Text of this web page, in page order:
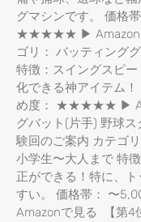
グマシンです。 価格
★★★★★ ▶ Amazonで
ゴリ： バッティング
特徴：スイングスピ
化できる神アイテム
め度： ★★★★★ ▶
グバット(片手) 野球
験回のご案内 カテゴ
小学生〜大人まで 特
正ができる！特に、
すい。 価格帯： 〜
Amazonで見る 【第4